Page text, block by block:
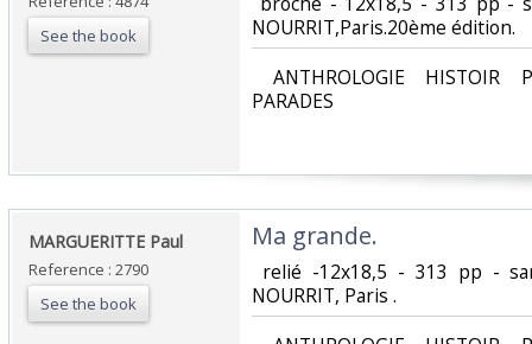
See the book
NOURRIT,Paris.20ème édition.‎
ANTHROLOGIE HISTOIR
PARADES‎
‎MARGUERITTE Paul‎
Reference : 2790
See the book
‎Ma grande.‎
relié -12x18,5 - 313 pp -
NOURRIT, Paris .‎